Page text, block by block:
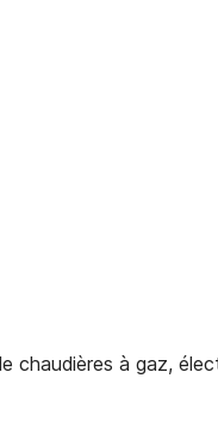
chaudières à gaz,